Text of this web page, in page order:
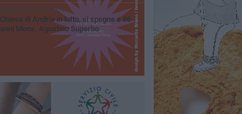
DOMENICA 2 AGOSTO
Chiesa di Andria in lutto, si spegne a 86
anni Mons. Agostino Superbo